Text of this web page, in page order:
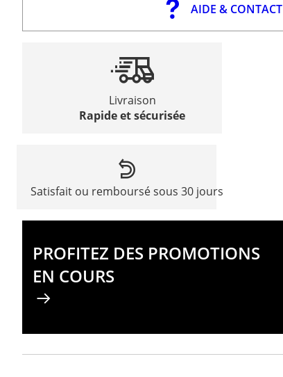
AIDE & CONTACT
Livraison
Rapide et sécurisée
Satisfait ou remboursé sous 30 jours
PROFITEZ DES PROMOTIONS
EN COURS